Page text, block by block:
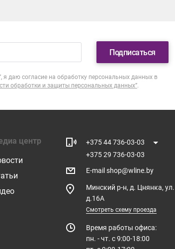
Подписаться
я даю согласие на обработку персональных данных в
обработки и защиты персональных данных”.
центр
+375 44 736-03-03
+375 29 736-03-03
E-mail shop@wline.by
Минский р-н, д. Цнянка,
д.16А
Смотреть схему проезда
Время работы офиса:
пн. - чт. с 9:00-18:00